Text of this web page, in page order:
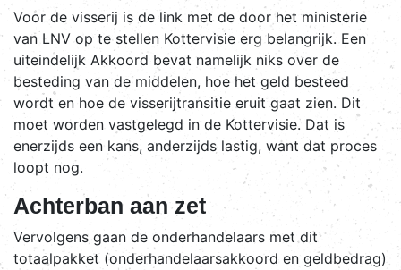
Voor de visserij is de link met de door het ministerie
van LNV op te stellen Kottervisie erg belangrijk. Een
uiteindelijk Akkoord bevat namelijk niks over de
besteding van de middelen, hoe het geld besteed
wordt en hoe de visserijtransitie eruit gaat zien. Dit
moet worden vastgelegd in de Kottervisie. Dat is
enerzijds een kans, anderzijds lastig, want dat proces
loopt nog.
Achterban aan zet
Vervolgens gaan de onderhandelaars met dit
totaalpakket (onderhandelaarsakkoord en geldbedrag)